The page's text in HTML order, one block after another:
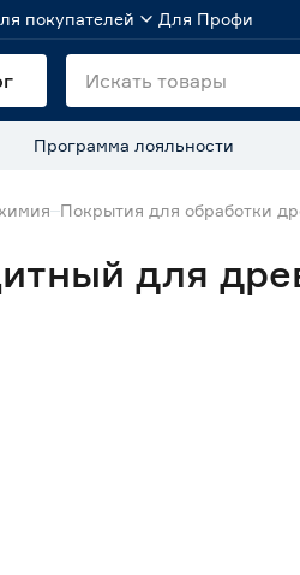
покупателей Для Профи
Программа лояльности
Покрытия для обработки
для